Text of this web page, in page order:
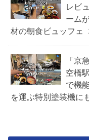
レビ
ーム
材の朝食ビュッフェ
「京
空橋
で機
を運ぶ特別塗装機に